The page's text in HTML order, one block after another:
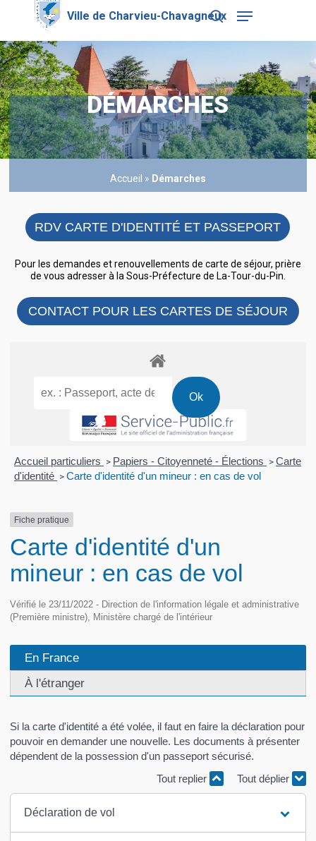
content
search
Menu
DÉMARCHES
Accueil » Démarches
RDV CARTE D'IDENTITÉ ET PASSEPORT
Pour les demandes et renouvellements de carte de séjour, prière
de vous adresser à la Sous-Préfecture de La-Tour-du-Pin.
CONTACT POUR LES CARTES DE SÉJOUR
Accueil particuliers > Papiers - Citoyenneté - Élections > Carte
d'identité > Carte d'identité d'un mineur : en cas de vol
Fiche pratique
Carte d'identité d'un
mineur : en cas de vol
Vérifié le 23/11/2022 - Direction de l'information légale et administrative
(Première ministre), Ministère chargé de l'intérieur
En France
À l'étranger
Si la carte d'identité a été volée, il faut en faire la déclaration pour
pouvoir en demander une nouvelle. Les documents à présenter
dépendent de la possession d'un passeport sécurisé.
Tout replier
Tout déplier
Déclaration de vol
Close